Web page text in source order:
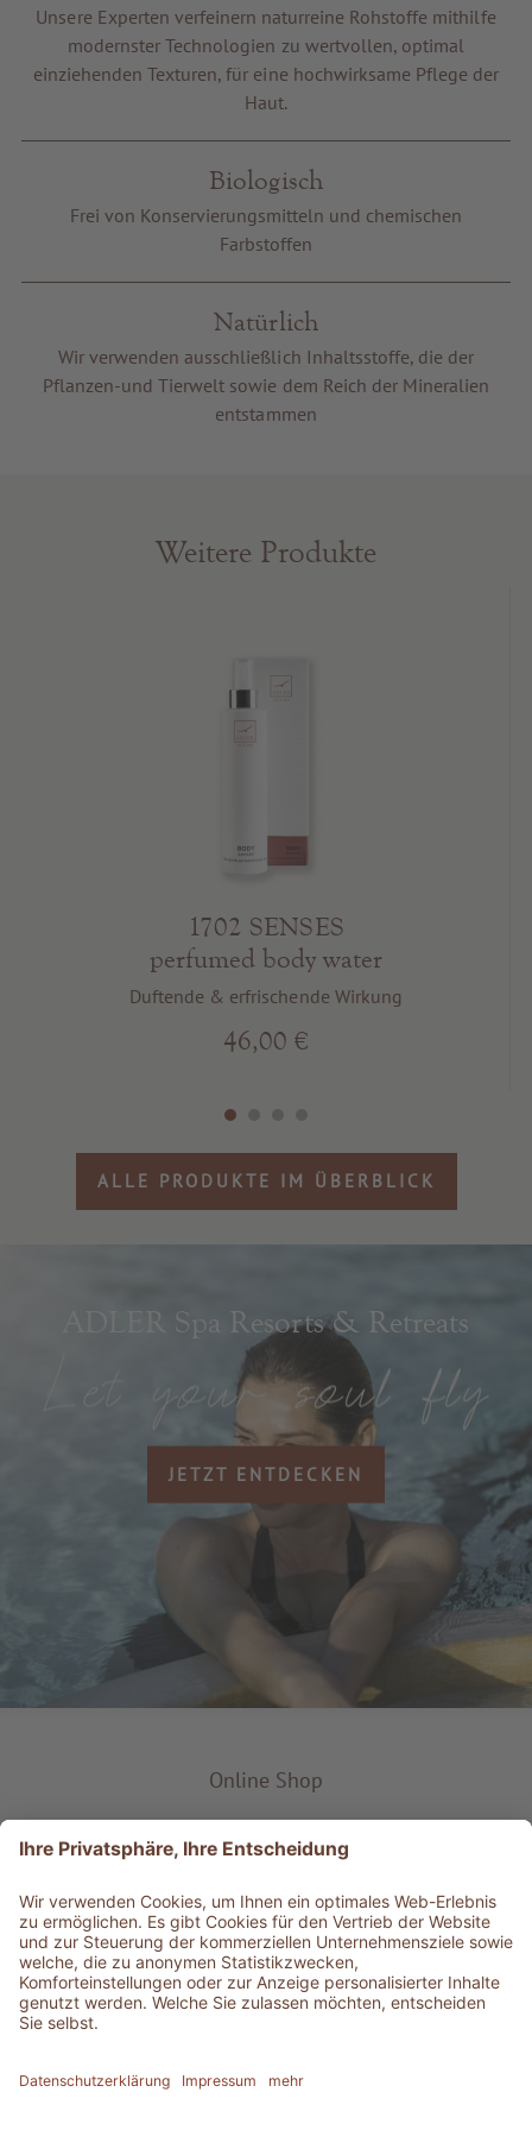
Gutscheine
Service & Info
Unsere Experten verfeinern naturreine Rohstoffe mithilfe
modernster Technologien zu wertvollen, optimal
einziehenden Texturen, für eine hochwirksame Pflege der
Haut.
Biologisch
Frei von Konservierungsmitteln und chemischen
Farbstoffen
Natürlich
Wir verwenden ausschließlich Inhaltsstoffe, die der
Pflanzen-und Tierwelt sowie dem Reich der Mineralien
entstammen
Weitere Produkte
1702 SENSES
perfumed body water
Duftende & erfrischende Wirkung
46,00 €
ALLE PRODUKTE IM ÜBERBLICK
ADLER Spa Resorts & Retreats
JETZT ENTDECKEN
Online Shop
Service & Info